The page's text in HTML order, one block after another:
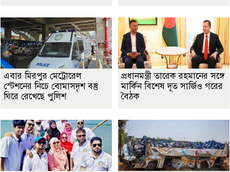
এবার মিরপুর মেট্রোরেল
স্টেশনের নিচে বোমাসদৃশ বস্তু
ঘিরে রেখেছে পুলিশ
প্রধানমন্ত্রী তারেক রহমানের সঙ্গে
মার্কিন বিশেষ দূত সার্জিও গরের
বৈঠক